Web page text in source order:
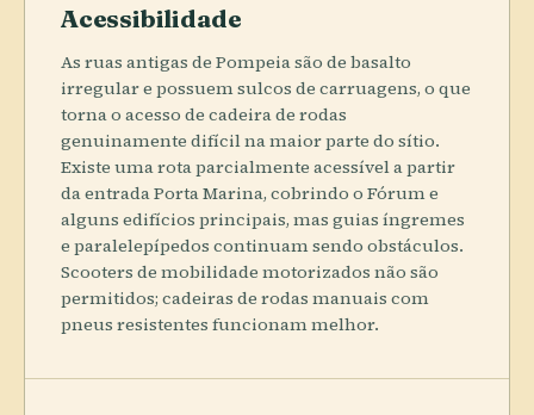
Acessibilidade
As ruas antigas de Pompeia são de basalto
irregular e possuem sulcos de carruagens, o que
torna o acesso de cadeira de rodas
genuinamente difícil na maior parte do sítio.
Existe uma rota parcialmente acessível a partir
da entrada Porta Marina, cobrindo o Fórum e
alguns edifícios principais, mas guias íngremes
e paralelepípedos continuam sendo obstáculos.
Scooters de mobilidade motorizados não são
permitidos; cadeiras de rodas manuais com
pneus resistentes funcionam melhor.